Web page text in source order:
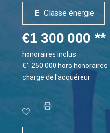
E Classe énergie
€1 300 000 **
honoraires inclus
€1 250 000 hors honoraires
charge de l'acquéreur